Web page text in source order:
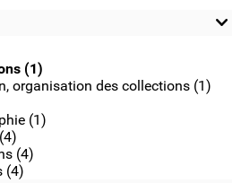
(1)
organisation des collections (1)
(1)
(4)
(4)